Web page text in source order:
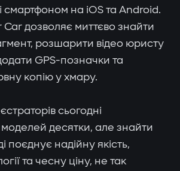
смартфоном на iOS та Android.
дозволяє миттєво знайти
розшарити відео юристу
GPS-позначки та
копію у хмару.
сьогодні
десятки, але знайти
поєднує надійну якість,
та чесну ціну, не так